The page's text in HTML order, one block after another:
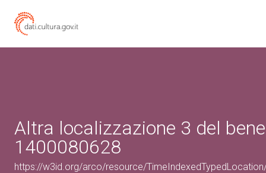
Altra localizzazione 3 del
1400080628
https://w3id.org/arco/resource/